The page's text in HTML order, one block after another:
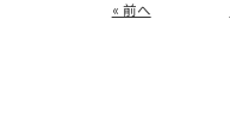
« 前へ